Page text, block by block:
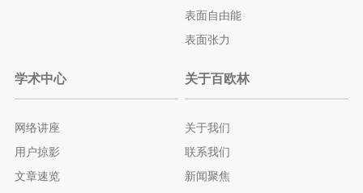
表面自由能
表面张力
学术中心
网络讲座
用户掠影
文章速览
关于百欧林
关于我们
联系我们
新闻聚焦